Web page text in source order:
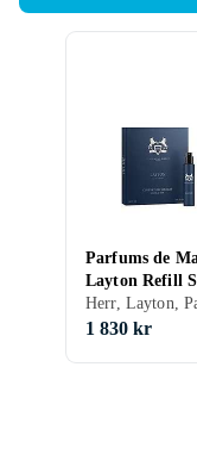
Parfums de
Layton Refill
Parfymset
Herr, Layton,
1 830 kr